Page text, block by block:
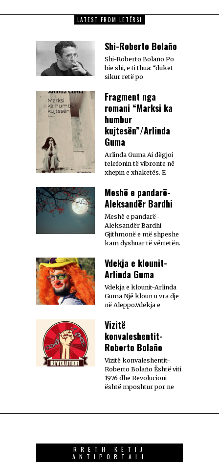
LATEST FROM LETËRSI
Shi-Roberto Bolaño
Shi-Roberto Bolaño Po
bie shi, e ti thua: “duket
sikur retë po
Fragment nga
romani “Marksi ka
humbur
kujtesën”/Arlinda
Guma
Arlinda Guma Ai dëgjoi
telefonin të vibronte në
xhepin e xhaketës. E
Meshë e pandarë-
Aleksandër Bardhi
Meshë e pandarë-
Aleksandër Bardhi
Gjithmonë e më shpeshe
kam dyshuar të vërtetën.
Vdekja e klounit-
Arlinda Guma
Vdekja e klounit-Arlinda
Guma Një kloun u vra dje
në Aleppo.Vdekja e
Vizitë
konvaleshentit-
Roberto Bolaño
Vizitë konvaleshentit-
Roberto Bolaño Është viti
1976 dhe Revolucioni
është mposhtur por ne
RRETH KËTIJ
ANTIPORTALI